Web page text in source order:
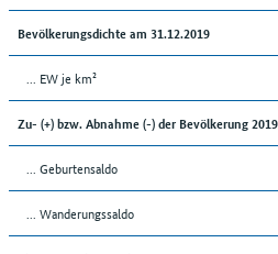
Bevölkerungsdichte am 31.12.2019
... EW je km²
Zu- (+) bzw. Abnahme (-) der Bevölkerung
... Geburtensaldo
... Wanderungssaldo